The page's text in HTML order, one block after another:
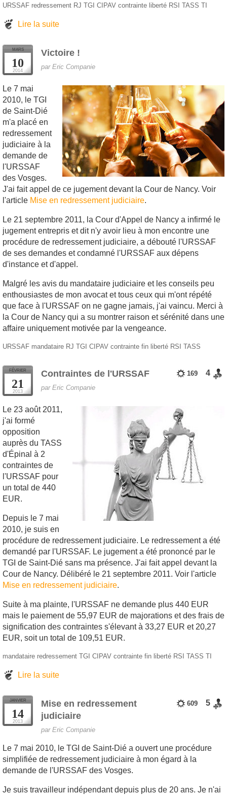
URSSAF redressement RJ TGI CIPAV contrainte liberté RSI TASS TI
Lire la suite
10
MARS
2014
Victoire !
par Eric Companie
Le 7 mai
2010, le TGI
de Saint-Dié
m'a placé en
redressement
judiciaire à la
demande de
l'URSSAF
des Vosges.
J'ai fait appel de ce jugement devant la Cour de Nancy. Voir
l'article Mise en redressement judiciaire.
Le 21 septembre 2011, la Cour d'Appel de Nancy a infirmé le
jugement entrepris et dit n'y avoir lieu à mon encontre une
procédure de redressement judiciaire, a débouté l'URSSAF
de ses demandes et condamné l'URSSAF aux dépens
d'instance et d'appel.
Malgré les avis du mandataire judiciaire et les conseils peu
enthousiastes de mon avocat et tous ceux qui m'ont répété
que face à l'URSSAF on ne gagne jamais, j'ai vaincu. Merci à
la Cour de Nancy qui a su montrer raison et sérénité dans une
affaire uniquement motivée par la vengeance.
URSSAF mandataire RJ TGI CIPAV contrainte fin liberté RSI TASS
4
169
21
FÉVRIER
2013
Contraintes de l'URSSAF
par Eric Companie
Le 23 août 2011,
j'ai formé
opposition
auprès du TASS
d'Épinal à 2
contraintes de
l'URSSAF pour
un total de 440
EUR.
Depuis le 7 mai
2010, je suis en
procédure de redressement judiciaire. Le redressement a été
demandé par l'URSSAF. Le jugement a été prononcé par le
TGI de Saint-Dié sans ma présence. J'ai fait appel devant la
Cour de Nancy. Délibéré le 21 septembre 2011. Voir l'article
Mise en redressement judiciaire.
Suite à ma plainte, l'URSSAF ne demande plus 440 EUR
mais le paiement de 55,97 EUR de majorations et des frais de
signification des contraintes s'élevant à 33,27 EUR et 20,27
EUR, soit un total de 109,51 EUR.
mandataire redressement TGI CIPAV contrainte fin liberté RSI TASS TI
Lire la suite
5
609
14
JANVIER
2013
Mise en redressement
judiciaire
par Eric Companie
Le 7 mai 2010, le TGI de Saint-Dié a ouvert une procédure
simplifiée de redressement judiciaire à mon égard à la
demande de l'URSSAF des Vosges.
Je suis travailleur indépendant depuis plus de 20 ans. Je n'ai